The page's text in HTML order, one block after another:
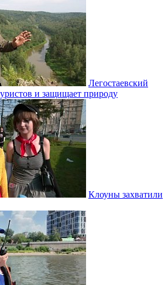
Легостаевский
и защищает природу
Клоуны захватили